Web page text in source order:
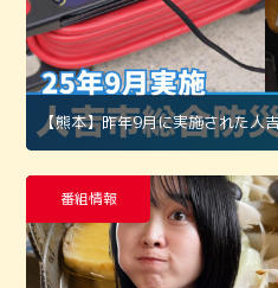
【熊本】昨年9月に実施された人
番組情報